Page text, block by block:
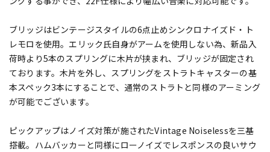
ブリッジはビンテージスタイルの6点止めシンクロナイズド・ト
レモロを使用。エリック氏自身がアームを使用しない為、新品入
荷時より5本のスプリングに木片が挟まれ、ブリッジが固定され
ております。木片を外し、スプリングをストラトキャスターの基
本スペック3本にすることで、通常のストラトと同様のアーミング
が可能でございます。
ピックアップはノイズ対策が施されたVintage Noiselessを三基
搭載。ハムバッカーと同様にローノイズでレスポンスの良いサウ